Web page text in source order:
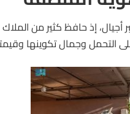
أجيال، إذ حافظ كثير من
التحمل وجمال تكوينها